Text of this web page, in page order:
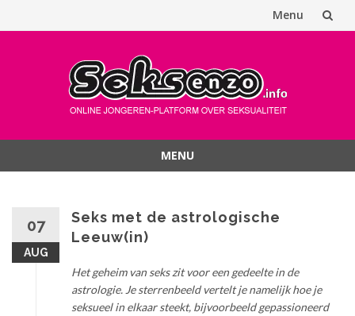
Menu
MENU
07
AUG
Seks met de astrologische
Leeuw(in)
Het geheim van seks zit voor een gedeelte in de
astrologie. Je sterrenbeeld vertelt je namelijk hoe je
seksueel in elkaar steekt, bijvoorbeeld gepassioneerd